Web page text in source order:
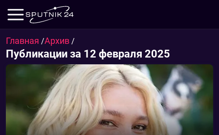
Главная /Архив /
Публикации за 12 февраля 2025